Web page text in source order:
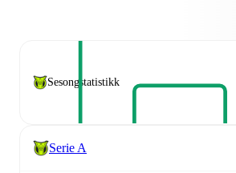
Sesongstatistikk
Serie A